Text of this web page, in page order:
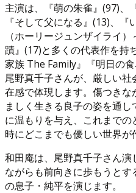
主演は、『萌の朱雀』(97)、
『そして父になる』(13)、
（ホーリージュンザイライ
蹟』(17)と多くの代表作を持
家族 The Family』『明日の
尾野真千子さんが、厳しい
在感で体現します。傷つきな
ましく生きる良子の姿を通
に温もりを与え、これまで
時にどこまでも優しい世界が
和田庵は、尾野真千子さん
ながらも前向きに歩もうと
の息子・純平を演じます。